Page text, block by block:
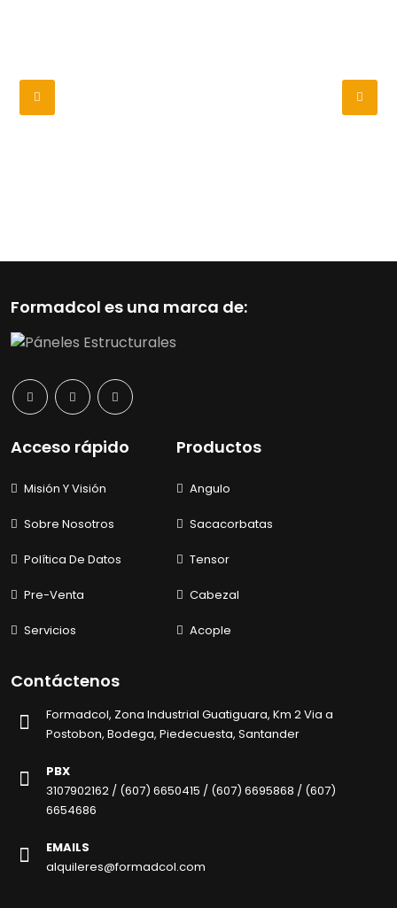
Formadcol es una marca de:
Acceso rápido
Misión Y Visión
Sobre Nosotros
Política De Datos
Pre-Venta
Servicios
Productos
Angulo
Sacacorbatas
Tensor
Cabezal
Acople
Contáctenos
Formadcol, Zona Industrial Guatiguara, Km 2 Via a
Postobon, Bodega, Piedecuesta, Santander
PBX
3107902162 / (607) 6650415 / (607) 6695868 / (607)
6654686
EMAILS
alquileres@formadcol.com